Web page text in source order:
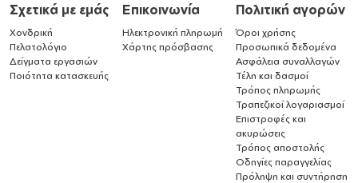
Σχετικά με εμάς
Χονδρική
Πελατολόγιο
Δείγματα εργασιών
Ποιότητα κατασκευής
Επικοινωνία
Ηλεκτρονική πληρωμή
Χάρτης πρόσβασης
Πολιτική αγορών
Όροι χρήσης
Προσωπικά δεδομένα
Ασφάλεια συναλλαγών
Τέλη και δασμοί
Τρόπος πληρωμής
Τραπεζικοί λογαριασμοί
Επιστροφές και
ακυρώσεις
Τρόπος αποστολής
Οδηγίες παραγγελίας
Πρόληψη και συντήρηση